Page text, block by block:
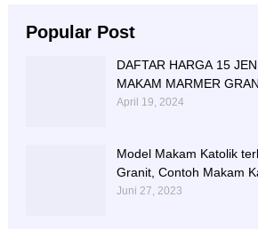
Popular Post
DAFTAR HARGA 15
MAKAM MARMER
BERIKUT NISAN NYA
April 19, 2024
Model Makam Katolik
Granit, Contoh Makam
Juni 27, 2023